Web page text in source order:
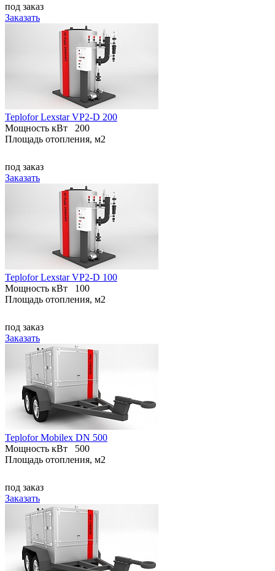
под заказ
Заказать
Teplofor Lexstar VP2-D 200
Мощность кВт
200
Площадь отопления, м2
под заказ
Заказать
Teplofor Lexstar VP2-D 100
Мощность кВт
100
Площадь отопления, м2
под заказ
Заказать
Teplofor Mobilex DN 500
Мощность кВт
500
Площадь отопления, м2
под заказ
Заказать